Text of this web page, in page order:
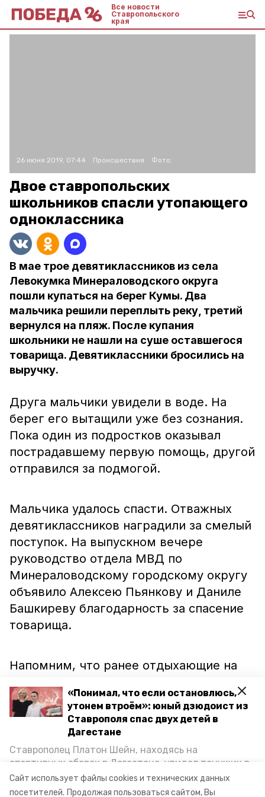
Сайт использует файлы cookies и технических данных
посетителей. Продолжая пользоваться сайтом, Вы
«Понимал, что если остановлюсь,
утонем втроём»: юный дзюдоист из
Ставрополя спас двух детей в
Дагестане
Ставрополец Платон Шейн, находясь на
спортивных сборах в Дегестане, увидел тонущих в
Каспийском море детей и бросился на помощь. По
возвращении домой, отважного мальчика
Все новости
Ставропольского
края
26 июня 2019, 07:44 Происшествия Фото:
Двое ставропольских
школьников спасли утопающего
одноклассника
В мае трое девятиклассников из села
Левокумка Минераловодского округа
пошли купаться на берег Кумы. Два
мальчика решили переплыть реку, третий
вернулся на пляж. После купания
школьники не нашли на суше оставшегося
товарища. Девятиклассники бросились на
выручку.
Друга мальчики увидели в воде. На
берег его вытащили уже без сознания.
Пока один из подростков оказывал
пострадавшему первую помощь, другой
отправился за подмогой.
Мальчика удалось спасти. Отважных
девятиклассников наградили за смелый
поступок. На выпускном вечере
руководство отдела МВД по
Минераловодскому городскому округу
объявило Алексею Пьянкову и Даниле
Башкиреву благодарность за спасение
товарища.
Напомним, что ранее отдыхающие на
которой стало плохо во время купания.
Тем временем спасатели
на Ставрополье за неделю утонули
шесть человек.